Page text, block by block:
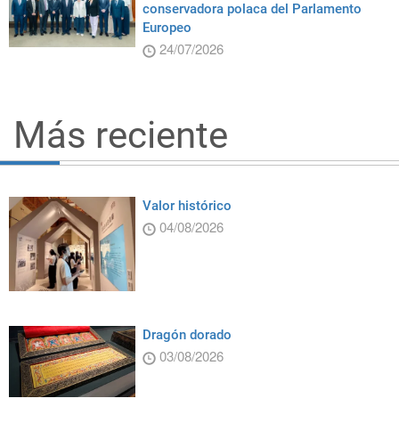
conservadora polaca del Parlamento
Europeo
24/07/2026
Más reciente
Valor histórico
04/08/2026
Dragón dorado
03/08/2026